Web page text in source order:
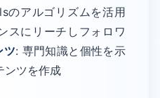
のアルゴリズムを活用
スにリーチしフォロワ
ツ: 専門知識と個性を示
ンツを作成